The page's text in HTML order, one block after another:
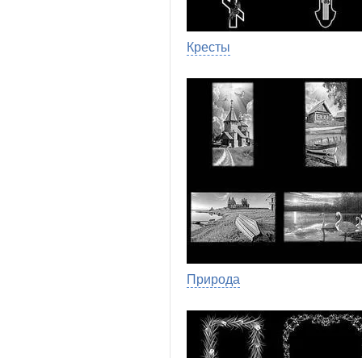
Кресты
Природа